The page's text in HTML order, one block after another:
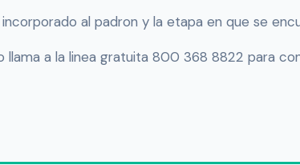
al padron y la etapa en que se
llama a la linea gratuita 800 368 8822 para